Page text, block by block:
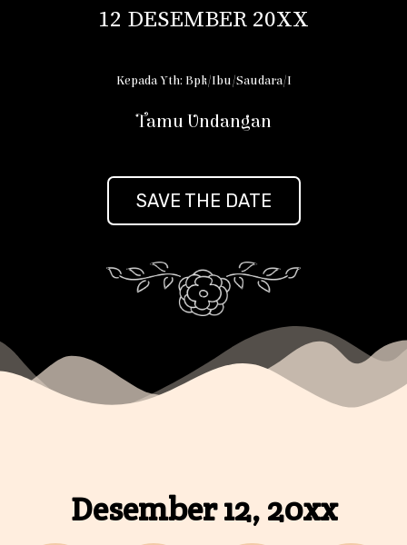
12 DESEMBER 20XX
Kepada Yth: Bpk/Ibu/Saudara/i
Tamu Undangan
SAVE THE DATE
Desember 12, 20xx